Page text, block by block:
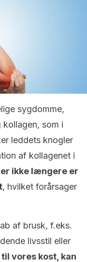
sygdomme,
som i
leddets knogler
af kollagenet i
ikke længere er
, hvilket forårsager
af brusk, f.eks.
livsstil eller
vores kost, kan